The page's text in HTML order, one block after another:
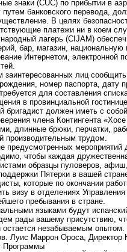
знаки (CUC) по прибытии в
путем банковского перевода,
В целях
платежи ни в коем
лагерь (CIJAM)
бар, магазин,
Интернетом, электронной
заинтересованных лиц
номер паспорта, дату
для составления
в провинциальной
бригадист должен иметь с
члена Контингента
длинные брюки, перчатки,
производительным трудом.
предусмотренных
чтобы каждая
образцы пуловеров,
Пятерки в вашей
которые по окончании
визу в отделениях
пребывания в стране.
языками будут
рады вашему присутствию,
остается незабываемым опытом.
Луис Маррон Ороса, Директор
Программы